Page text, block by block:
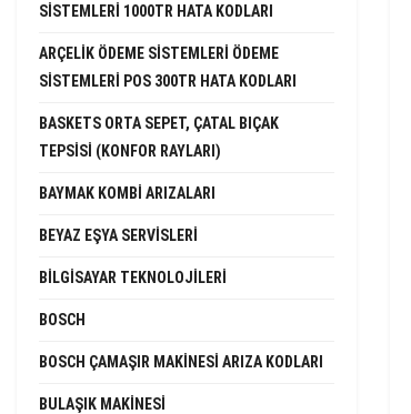
SISTEMLERI 1000TR HATA KODLARI
ARÇELIK ÖDEME SISTEMLERI ÖDEME
SISTEMLERI POS 300TR HATA KODLARI
BASKETS ORTA SEPET, ÇATAL BIÇAK
TEPSISI (KONFOR RAYLARI)
BAYMAK KOMBI ARIZALARI
BEYAZ EŞYA SERVISLERI
BILGISAYAR TEKNOLOJILERI
BOSCH
BOSCH ÇAMAŞIR MAKINESI ARIZA KODLARI
BULAŞIK MAKINESI